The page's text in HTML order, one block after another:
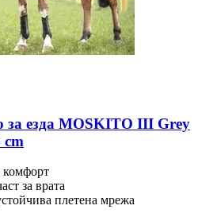
за езда MOSKITO III Grey
cm
за врата
плетена мрежа